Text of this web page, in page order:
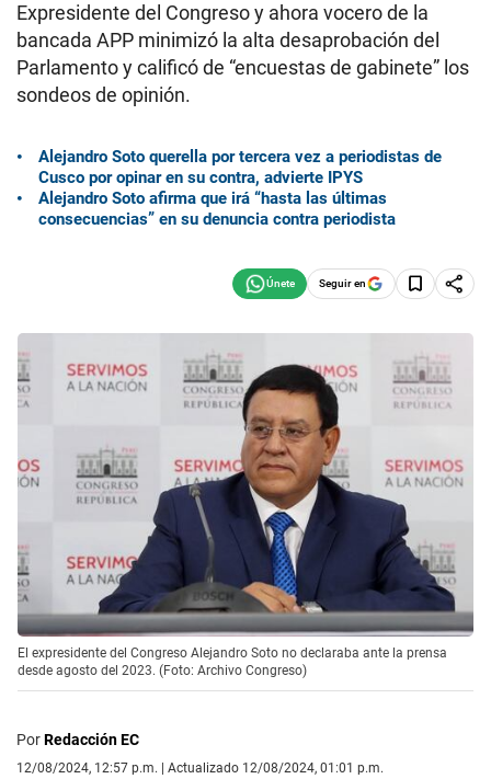
Expresidente del Congreso y ahora vocero de la
bancada APP minimizó la alta desaprobación del
Parlamento y calificó de “encuestas de gabinete” los
sondeos de opinión.
Alejandro Soto querella por tercera vez a periodistas de
Cusco por opinar en su contra, advierte IPYS
Alejandro Soto afirma que irá “hasta las últimas
consecuencias” en su denuncia contra periodista
Seguir en
El expresidente del Congreso Alejandro Soto no declaraba ante la prensa
desde agosto del 2023. (Foto: Archivo Congreso)
PorRedacción EC
12/08/2024, 12:57 p.m. | Actualizado 12/08/2024, 01:01 p.m.